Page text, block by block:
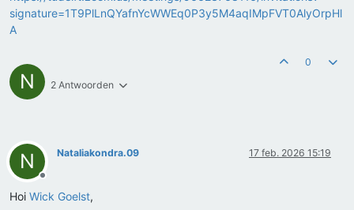
signature=1T9PlLnQYafnYcWWEq0P3y5M4aqIMpFVT0AlyOrpHl
A
N 2 Antwoorden
0
N
Offline
Nataliakondra.09 17 feb. 2026 15:19
Hoi Wick Goelst,